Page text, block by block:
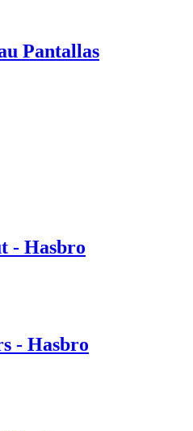
Pantallas
- Hasbro
- Hasbro